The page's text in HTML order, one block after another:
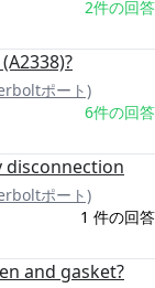
2件の回答
ポート)
6件の回答
disconnection
ポート)
1 件の回答
and gasket?